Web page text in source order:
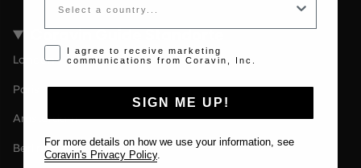
Coravin Guide Standorte
London
Paris
Amsterdam
Berlin
Opt-in disclaimer
I agree to receive marketing
communications from Coravin, Inc.
SIGN ME UP!
For more details on how we use your information, see
Coravin's Privacy Policy.